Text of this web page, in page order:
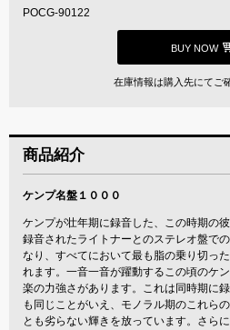
POCG-90122
BUY NOW
在庫情報は購入先にてご
商品紹介
ケンプ名盤１０００
ケンプが壮年期に録音した、この時期の
録音されたライトナーとのステレオ盤で
なり、すべてにおいて最も脂の乗り切っ
れます。一音一音が躍動するこの頃のケ
楽の力強さがあります。これは同時期に
も同じことがいえ、モノラル期のこれら
とも劣らない輝きを放っています。さら